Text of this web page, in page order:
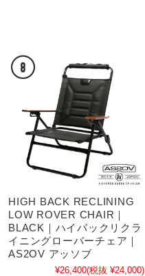
HIGH BACK RECLINING
LOW ROVER CHAIR｜
BLACK｜ハイバックリクラ
イニングローバーチェア｜
AS2OV アッソブ
¥26,400(税抜 ¥24,000)